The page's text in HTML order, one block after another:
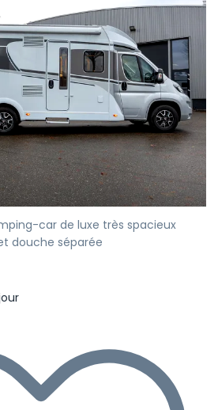
car de luxe très spacieux
douche séparée